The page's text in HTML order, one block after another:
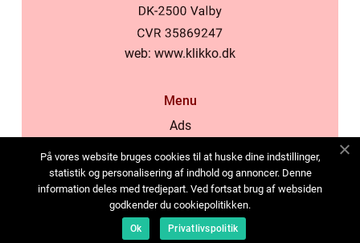
web: www.klikko.dk
Menu
Ads
Cookies
Contact
Sitemap
På vores website bruges cookies til at huske dine indstillinger,
statistik og personalisering af indhold og annoncer. Denne
information deles med tredjepart. Ved fortsat brug af websiden
godkender du cookiepolitikken.
Ok Privatlivspolitik